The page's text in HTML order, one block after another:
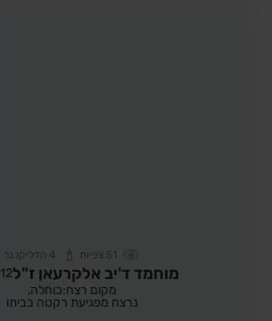
51 צפיות 4 הדליקו נר
מוחמד ד'יב אלקרעאן ז"ל12,
מקום רצח:כוחלה,
נרצח מפגיעת רקטה בביתו